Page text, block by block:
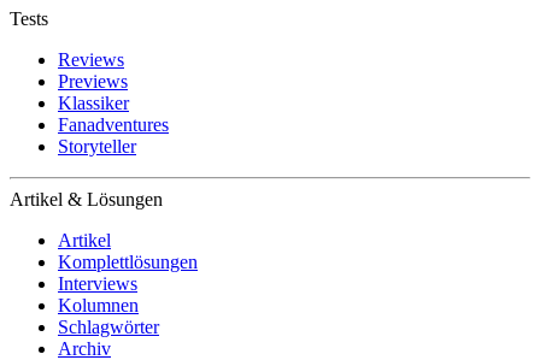
Tests
Reviews
Previews
Klassiker
Fanadventures
Storyteller
Artikel & Lösungen
Artikel
Komplettlösungen
Interviews
Kolumnen
Schlagwörter
Archiv